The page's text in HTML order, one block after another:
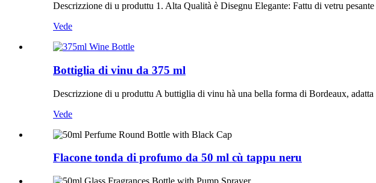
Descrizzione di u produttu 1. Alta Qualità è Disegnu Elegante: Fattu di vetru
Vede
Bottiglia di vinu da 375 ml
Descrizzione di u produttu A buttiglia di vinu hà una bella forma di Bordeaux,
Vede
Flacone tonda di profumo da 50 ml cù tappu neru